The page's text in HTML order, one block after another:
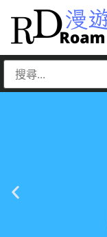
一起跟著數位教練
| 蘋果教學 |